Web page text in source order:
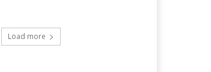
Load more